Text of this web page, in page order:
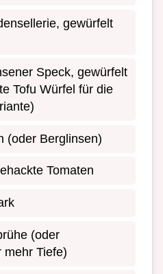
gewürfelt
Speck, gewürfelt
Tofu Würfel für die
(oder Berglinsen)
Tomaten
(oder
mehr Tiefe)